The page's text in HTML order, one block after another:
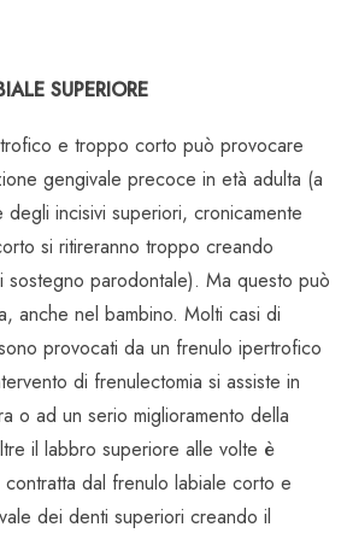
SUPERIORE
e troppo corto può provocare
gengivale precoce in età adulta (a
incisivi superiori, cronicamente
si ritireranno troppo creando
parodontale). Ma questo può
anche nel bambino. Molti casi di
provocati da un frenulo ipertrofico
di frenulectomia si assiste in
o ad un serio miglioramento della
il labbro superiore alle volte è
dal frenulo labiale corto e
dei denti superiori creando il